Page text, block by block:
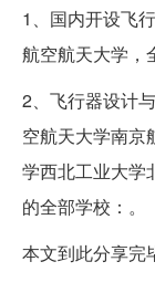
1、国内开设飞
航空航天大学，
2、飞行器设计
空航天大学南京
学西北工业大学
的全部学校：。
本文到此分享完